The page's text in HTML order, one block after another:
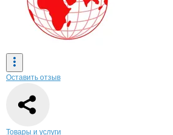
Оставить отзыв
Товары и услуги